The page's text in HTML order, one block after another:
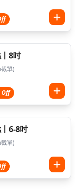
8吋
單)
Off
6-8吋
單)